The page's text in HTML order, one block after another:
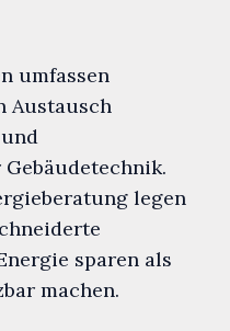
umfassen
Austausch
legen
sparen als
machen.